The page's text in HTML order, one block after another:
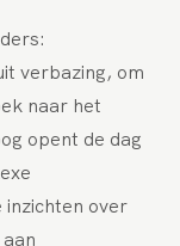
verbazing, om
naar het
opent de dag
over